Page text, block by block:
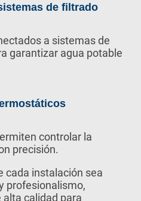
de filtrado
a sistemas de
garantizar agua potable
controlar la
precisión.
cada instalación sea
profesionalismo,
calidad para